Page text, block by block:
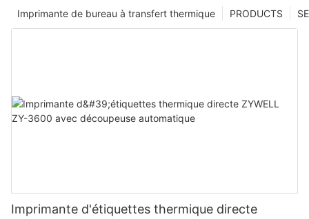
PRODUCTS
Imprimante de bureau à transfert thermique
Imprimante d'étiquettes thermique directe